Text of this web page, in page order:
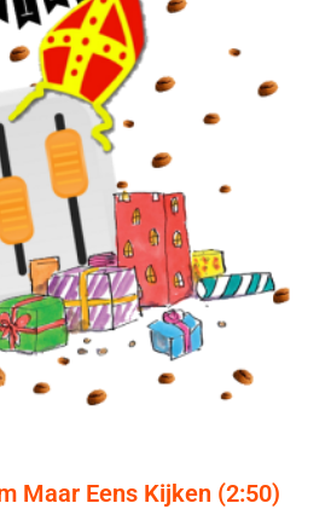
Maar Eens Kijken (2:50)